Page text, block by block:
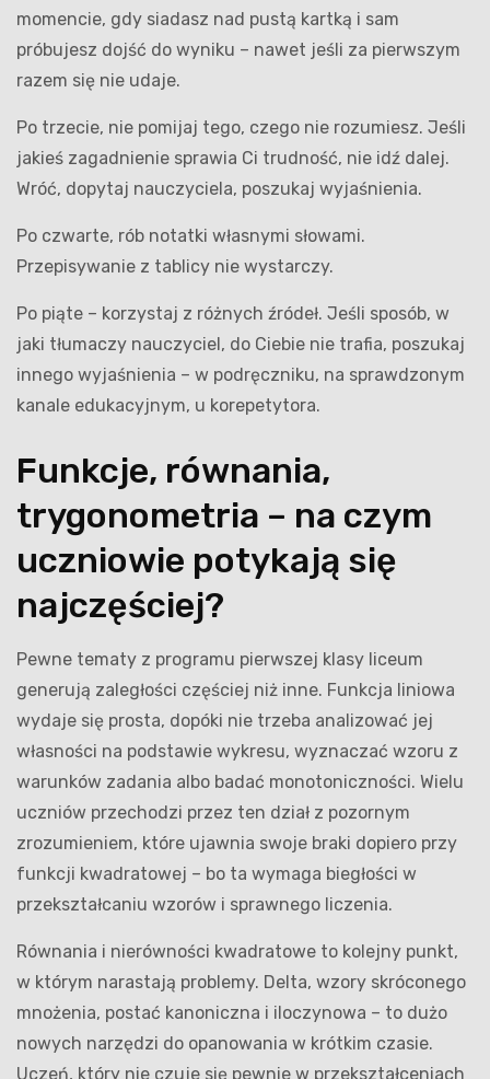
momencie, gdy siadasz nad pustą kartką i sam
próbujesz dojść do wyniku – nawet jeśli za pierwszym
razem się nie udaje.
Po trzecie, nie pomijaj tego, czego nie rozumiesz. Jeśli
jakieś zagadnienie sprawia Ci trudność, nie idź dalej.
Wróć, dopytaj nauczyciela, poszukaj wyjaśnienia.
Po czwarte, rób notatki własnymi słowami.
Przepisywanie z tablicy nie wystarczy.
Po piąte – korzystaj z różnych źródeł. Jeśli sposób, w
jaki tłumaczy nauczyciel, do Ciebie nie trafia, poszukaj
innego wyjaśnienia – w podręczniku, na sprawdzonym
kanale edukacyjnym, u korepetytora.
Funkcje, równania,
trygonometria – na czym
uczniowie potykają się
najczęściej?
Pewne tematy z programu pierwszej klasy liceum
generują zaległości częściej niż inne. Funkcja liniowa
wydaje się prosta, dopóki nie trzeba analizować jej
własności na podstawie wykresu, wyznaczać wzoru z
warunków zadania albo badać monotoniczności. Wielu
uczniów przechodzi przez ten dział z pozornym
zrozumieniem, które ujawnia swoje braki dopiero przy
funkcji kwadratowej – bo ta wymaga biegłości w
przekształcaniu wzorów i sprawnego liczenia.
Równania i nierówności kwadratowe to kolejny punkt,
w którym narastają problemy. Delta, wzory skróconego
mnożenia, postać kanoniczna i iloczynowa – to dużo
nowych narzędzi do opanowania w krótkim czasie.
Uczeń, który nie czuje się pewnie w przekształceniach